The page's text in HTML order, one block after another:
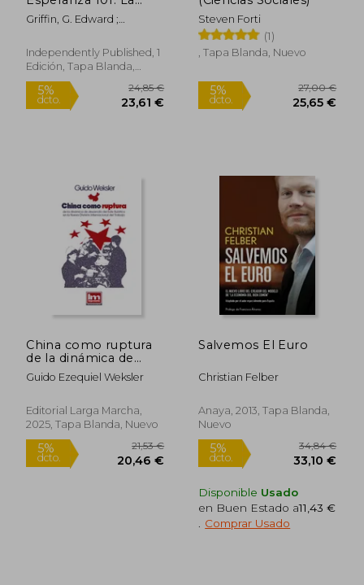
Ilusión de Justicia,
Libertad, y
Griffin, G. Edward ;
Independently Published, 1
Edición, Tapa Blanda,
Nuevo
dcto.
Steven Forti
(1)
, Tapa Blanda, Nuevo
China como ruptura
de la dinámica de
desarrollo del Este
Asiático en la Nueva
del Trabajo
Guido Ezequiel Weksler
Editorial Larga Marcha,
2025, Tapa Blanda, Nuevo
Salvemos El Euro
Christian Felber
Anaya, 2013, Tapa Blanda,
Nuevo
Disponible Usado
en Buen Estado a11,43 €
Comprar Usado